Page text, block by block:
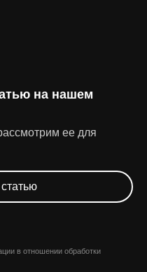
на нашем
ее для
в отношении обработки